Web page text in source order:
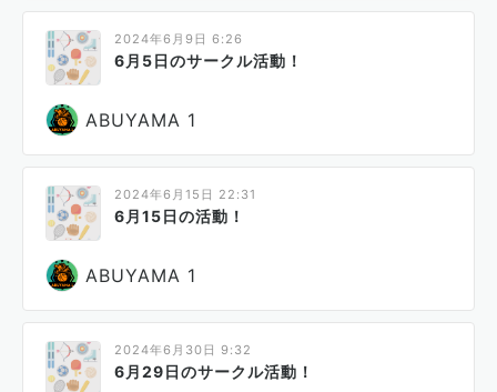
2024年6月9日 6:26
6月5日のサークル活動！
ABUYAMA 1
2024年6月15日 22:31
6月15日の活動！
ABUYAMA 1
2024年6月30日 9:32
6月29日のサークル活動！